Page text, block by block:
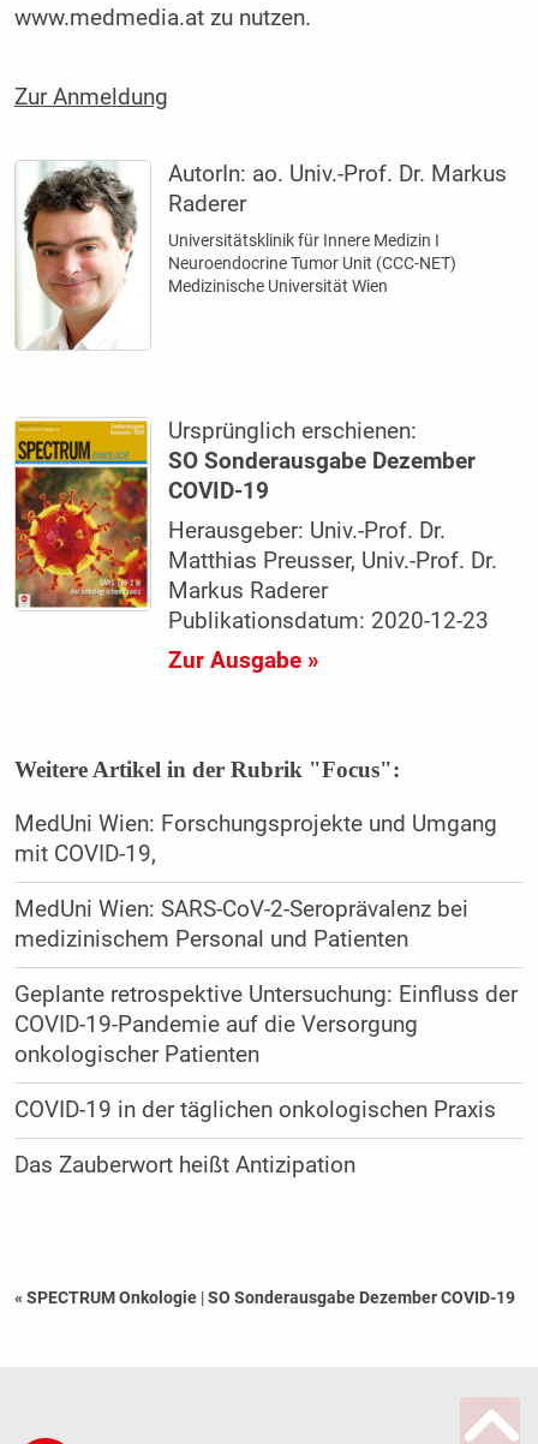
www.medmedia.at zu nutzen.
Zur Anmeldung
AutorIn: ao. Univ.-Prof. Dr. Markus
Raderer
Universitätsklinik für Innere Medizin I
Neuroendocrine Tumor Unit (CCC-NET)
Medizinische Universität Wien
Ursprünglich erschienen:
SO Sonderausgabe Dezember
COVID-19
Herausgeber: Univ.-Prof. Dr.
Matthias Preusser, Univ.-Prof. Dr.
Markus Raderer
Publikationsdatum: 2020-12-23
Zur Ausgabe »
Weitere Artikel in der Rubrik "Focus":
MedUni Wien: Forschungsprojekte und Umgang
mit COVID-19,
MedUni Wien: SARS-CoV-2-Seroprävalenz bei
medizinischem Personal und Patienten
Geplante retrospektive Untersuchung: Einfluss der
COVID-19-Pandemie auf die Versorgung
onkologischer Patienten
COVID-19 in der täglichen onkologischen Praxis
Das Zauberwort heißt Antizipation
« SPECTRUM Onkologie |SO Sonderausgabe Dezember COVID-19